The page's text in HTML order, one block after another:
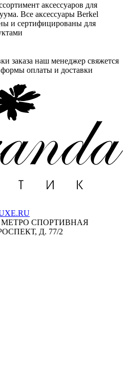
аксессуаров для
Все аксессуары Berkel
и сертифицированы для
заказа наш менеджер свяжется
оплаты и доставки
МЕТРО СПОРТИВНАЯ
Д. 77/2